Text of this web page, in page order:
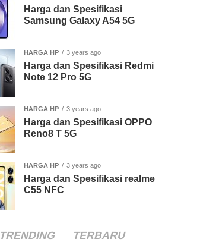
Harga dan Spesifikasi
Samsung Galaxy A54 5G
HARGA HP 3 years ago
Harga dan Spesifikasi Redmi
Note 12 Pro 5G
HARGA HP 3 years ago
Harga dan Spesifikasi OPPO
Reno8 T 5G
HARGA HP 3 years ago
Harga dan Spesifikasi realme
C55 NFC
TRENDING TERBARU